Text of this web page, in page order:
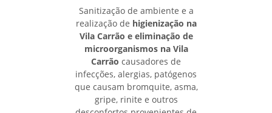
Sanitização de ambiente e a
realização de higienização na
Vila Carrão e eliminação de
microorganismos na Vila
Carrão causadores de
infecções, alergias, patógenos
que causam bromquite, asma,
gripe, rinite e outros